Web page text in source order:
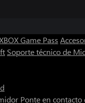
es lo primero: recoge
energía solar y explora
Game Pass
Soporte técnico de
Ponte en